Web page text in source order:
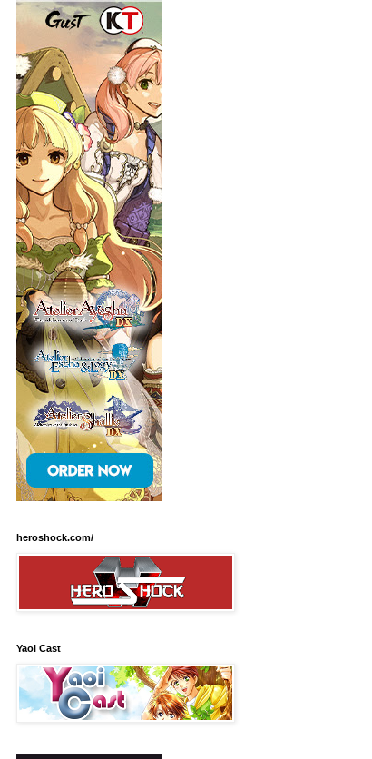
heroshock.com/
Yaoi Cast